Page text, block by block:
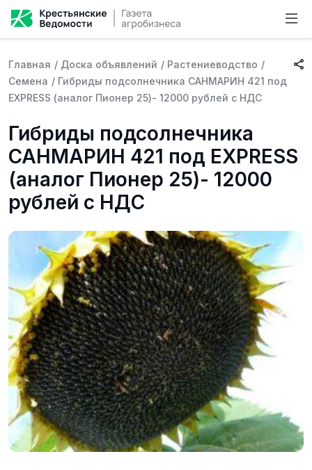
Главная / Доска объявлений / Растениеводство /
Семена / Гибриды подсолнечника САНМАРИН 421 под
EXPRESS (аналог Пионер 25)- 12000 рублей с НДС
Гибриды подсолнечника
САНМАРИН 421 под EXPRESS
(аналог Пионер 25)- 12000
рублей с НДС